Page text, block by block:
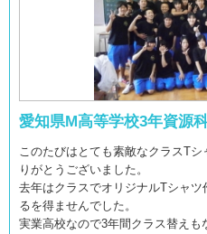
愛知県M高等学校3年資源科
このたびはとても素敵なクラスT
りがとうございました。
去年はクラスでオリジナルTシャ
るを得ませんでした。
実業高校なので3年間クラス替え